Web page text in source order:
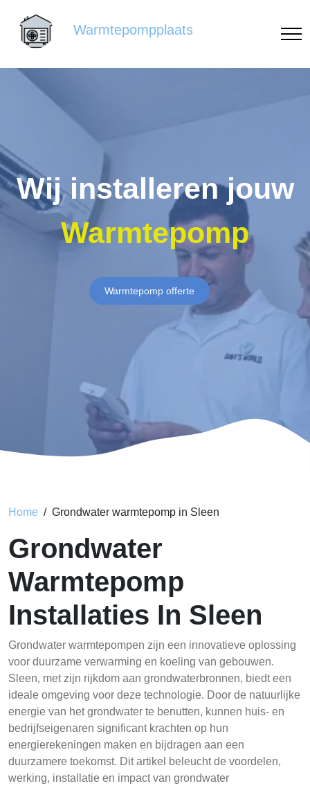
Warmtepompplaats
Wij installeren jouw
Warmtepomp
Warmtepomp offerte
Home Grondwater warmtepomp in Sleen
Grondwater
Warmtepomp
Installaties In Sleen
Grondwater warmtepompen zijn een innovatieve oplossing
voor duurzame verwarming en koeling van gebouwen.
Sleen, met zijn rijkdom aan grondwaterbronnen, biedt een
ideale omgeving voor deze technologie. Door de natuurlijke
energie van het grondwater te benutten, kunnen huis- en
bedrijfseigenaren significant krachten op hun
energierekeningen maken en bijdragen aan een
duurzamere toekomst. Dit artikel beleucht de voordelen,
werking, installatie en impact van grondwater